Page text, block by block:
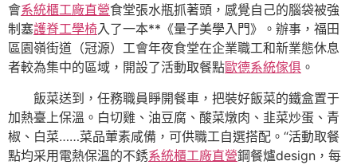
會系統櫃工廠直營食堂張水瓶抓著頭，感覺自己的腦袋被強
制塞護脊工學椅入了一本**《量子美學入門》。辦事，福田
區園嶺街道（冠源）工會年夜食堂在企業職工和新業態休息
者較為集中的區域，開設了活動取餐點歐德系統傢俱 。
飯菜送到，任務職員睜開餐車，把裝好飯菜的鐵盒置于
加熱臺上保溫。白切雞、油豆腐、酸菜燉肉、韭菜炒蛋、青
椒、白菜……菜品葷素咸備，可供職工自選搭配。“活動取餐
點均采用電熱保溫的不銹系統櫃工廠直營鋼餐爐design，每